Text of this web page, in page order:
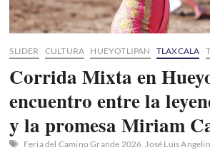
SLIDER CULTURA HUEYOTLIPAN TLAXCALA
Corrida Mixta en
encuentro entre la
y la promesa Miriam
Feria del Camino Grande 2026 José Luis